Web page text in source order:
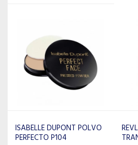
REVLON POLVO
TRANSLUCIDO 880